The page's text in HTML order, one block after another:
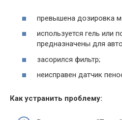
превышена дозировка
используется гель или
предназначены для
засорился фильтр;
неисправен датчик
Как устранить проблему: